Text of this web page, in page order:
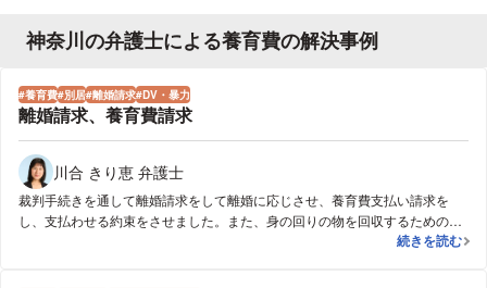
神奈川の弁護士による養育費の解決事例
養育費 別居 離婚請求 DV・暴力
離婚請求、養育費請求
川合 きり恵 弁護士
裁判手続きを通して離婚請求をして離婚に応じさせ、養育費支払い請求を
し、支払わせる約束をさせました。また、身の回りの物を回収するための交
離婚請求、養
続きを読む